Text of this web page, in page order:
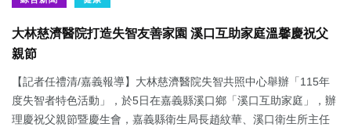
大林慈濟醫院打造失智友善家園 溪口互助家庭溫馨慶祝父
親節
【記者任禮清/嘉義報導】大林慈濟醫院失智共照中心舉辦「115年
度失智者特色活動」，於5日在嘉義縣溪口鄉「溪口互助家庭」，辦
理慶祝父親節暨慶生會，嘉義縣衛生局長趙紋華、溪口衛生所主任